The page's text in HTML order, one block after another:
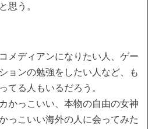
思う。
メディアンになりたい人、ゲー
ョンの勉強をしたい人など、も
てる人もいるだろう。
かっこいい、本物の自由の女神
っこいい海外の人に会ってみた